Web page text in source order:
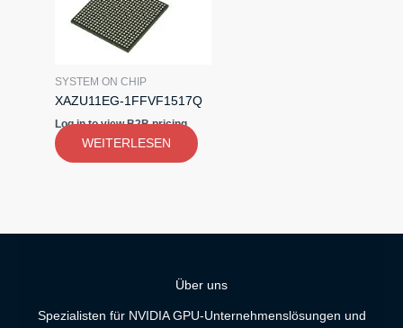
SYSTEM ON CHIP
XAZU11EG-1FFVF1517Q
Log in to view B2B pricing
WEITERLESEN
Über uns
Spezialisten für NVIDIA GPU-Unternehmenslösungen und